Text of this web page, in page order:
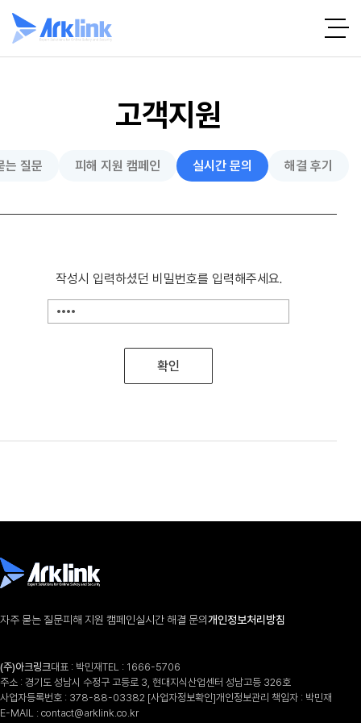
고객지원
는 질문 피해 지원 캠페인 실시간 문의 해결 후기
작성시 입력하셨던 비밀번호를 입력해주세요.
확인
자주 묻는 질문피해 지원 캠페인실시간 해결 문의개인정보처리방침
(주)아크링크대표 : 박민재TEL : 1666-5706
주소 : 경기도 성남시 수정구 고등로 3, 현대지식산업센터 성남고등 326호
사업자등록번호 : 378-88-03382 [사업자정보확인]개인정보관리 책임자 : 박민재
E-MAIL : contact@arklink.co.kr